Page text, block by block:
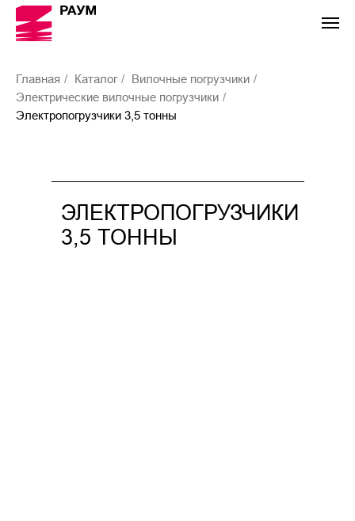
Главная / Каталог / Вилочные погрузчики /
Электрические вилочные погрузчики /
Электропогрузчики 3,5 тонны
ЭЛЕКТРОПОГРУЗЧИКИ
3,5 ТОННЫ